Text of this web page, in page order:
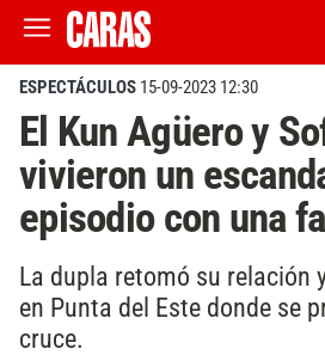
ESPECTÁCULOS 15-09-2023 12:30
El Kun Agüero y
vivieron un
episodio con una
La dupla retomó su relación
en Punta del Este donde se
cruce.